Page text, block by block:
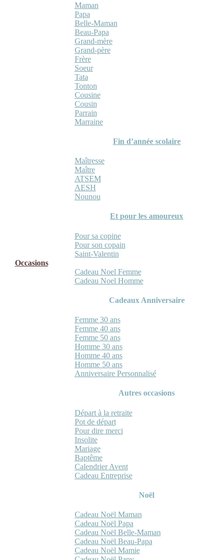
Maman
Papa
Belle-Maman
Beau-Papa
Grand-mère
Grand-père
Frère
Soeur
Tata
Tonton
Cousine
Cousin
Parrain
Marraine
Fin d’année scolaire
Maîtresse
Maître
ATSEM
AESH
Nounou
Et pour les amoureux
Pour sa copine
Pour son copain
Saint-Valentin
Occasions
Cadeau Noel Femme
Cadeau Noel Homme
Cadeaux Anniversaire
Femme 30 ans
Femme 40 ans
Femme 50 ans
Homme 30 ans
Homme 40 ans
Homme 50 ans
Anniversaire Personnalisé
Autres occasions
Départ à la retraite
Pot de départ
Pour dire merci
Insolite
Mariage
Baptême
Calendrier Avent
Cadeau Entreprise
Noël
Cadeau Noël Maman
Cadeau Noël Papa
Cadeau Noël Belle-Maman
Cadeau Noël Beau-Papa
Cadeau Noël Mamie